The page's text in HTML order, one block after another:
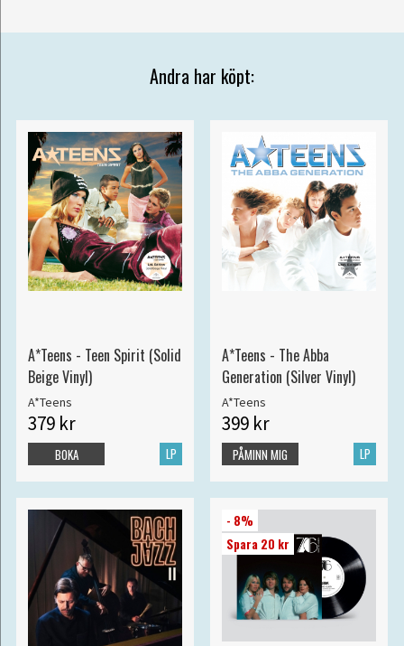
Andra har köpt:
A*Teens - Teen Spirit (Solid
Beige Vinyl)
A*Teens
379 kr
LP
BOKA
A*Teens - The Abba
Generation (Silver Vinyl)
A*Teens
399 kr
LP
PÅMINN MIG
- 8%
Spara 20 kr